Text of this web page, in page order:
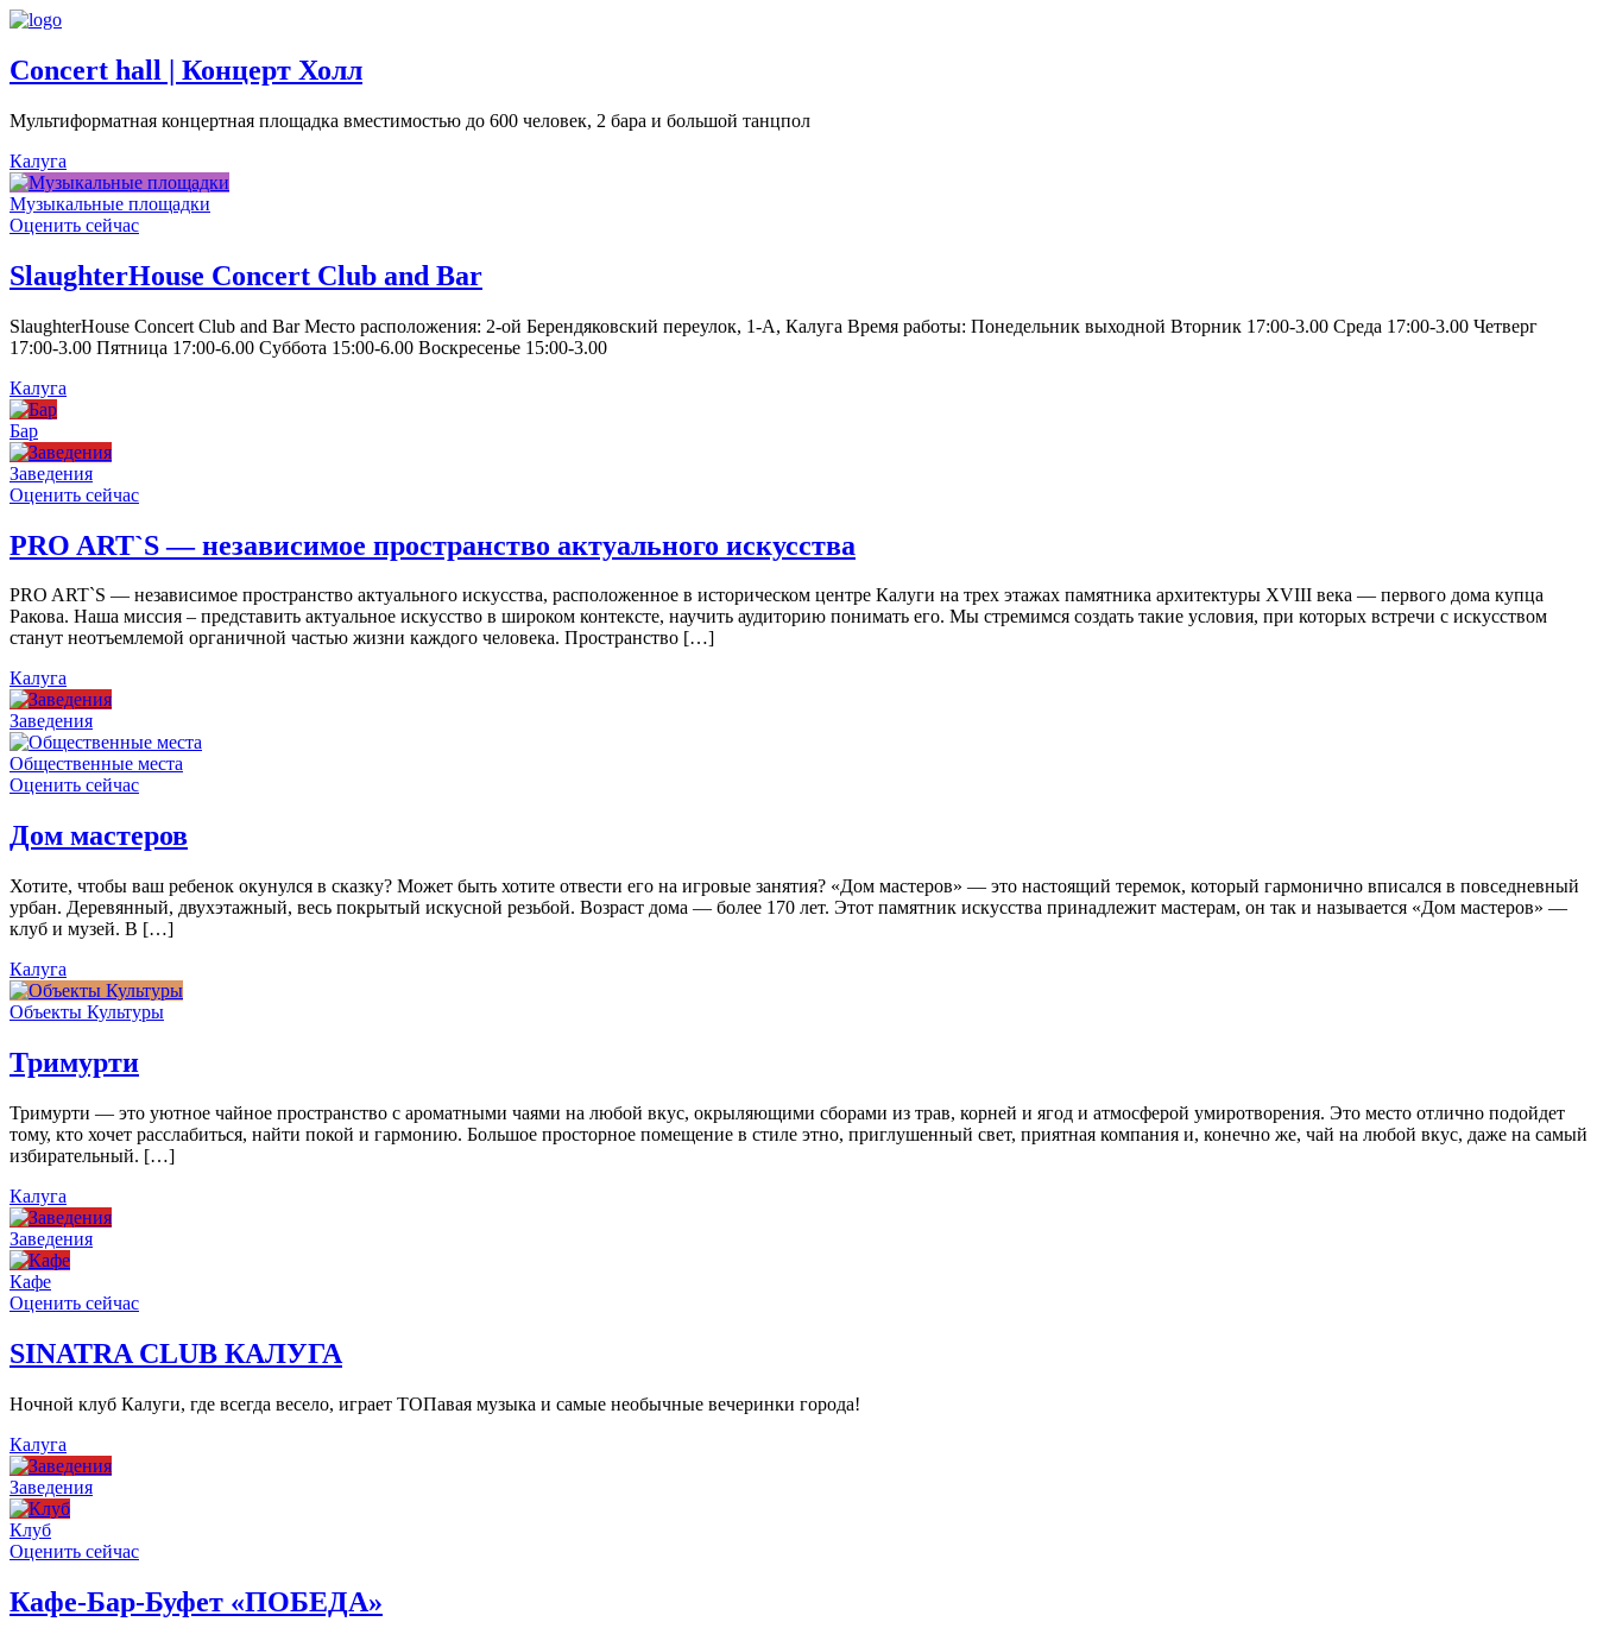
Concert hall | Концерт Холл
Мультиформатная концертная площадка вместимостью до 600 человек, 2 бара и большой танцпол
Калуга
Музыкальные площадки
Оценить сейчас
SlaughterHouse Concert Club and Bar
SlaughterHouse Concert Club and Bar Место расположения: 2-ой Берендяковский переулок, 1-А, Калуга Время работы: Понедельник выходной Вторник 17:00-3.00 Среда 17:00-3.00 Четверг
17:00-3.00 Пятница 17:00-6.00 Суббота 15:00-6.00 Воскресенье 15:00-3.00
Калуга
Бар
Заведения
Оценить сейчас
PRO ART`S — независимое пространство актуального искусства
PRO ART`S — независимое пространство актуального искусства, расположенное в историческом центре Калуги на трех этажах памятника архитектуры XVIII века — первого дома купца
Ракова. Наша миссия – представить актуальное искусство в широком контексте, научить аудиторию понимать его. Мы стремимся создать такие условия, при которых встречи с искусством
станут неотъемлемой органичной частью жизни каждого человека. Пространство […]
Калуга
Заведения
Общественные места
Оценить сейчас
Дом мастеров
Хотите, чтобы ваш ребенок окунулся в сказку? Может быть хотите отвести его на игровые занятия? «Дом мастеров» — это настоящий теремок, который гармонично вписался в повседневный
урбан. Деревянный, двухэтажный, весь покрытый искусной резьбой. Возраст дома — более 170 лет. Этот памятник искусства принадлежит мастерам, он так и называется «Дом мастеров» —
клуб и музей. В […]
Калуга
Объекты Культуры
Тримурти
Тримурти — это уютное чайное пространство с ароматными чаями на любой вкус, окрыляющими сборами из трав, корней и ягод и атмосферой умиротворения. Это место отлично подойдет
тому, кто хочет расслабиться, найти покой и гармонию. Большое просторное помещение в стиле этно, приглушенный свет, приятная компания и, конечно же, чай на любой вкус, даже на самый
избирательный. […]
Калуга
Заведения
Кафе
Оценить сейчас
SINATRA CLUB КАЛУГА
Ночной клуб Калуги, где всегда весело, играет ТОПавая музыка и самые необычные вечеринки города!
Калуга
Заведения
Клуб
Оценить сейчас
Кафе-Бар-Буфет «ПОБЕДА»